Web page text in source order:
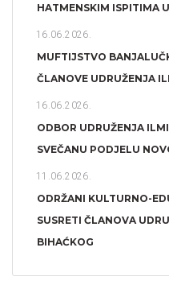
HATMENSKIM ISPITIMA
16.06.2026.
MUFTIJSTVO
ČLANOVE UDRUŽENJA
16.06.2026.
ODBOR UDRUŽENJA
SVEČANU PODJELU
11.06.2026.
ODRŽANI KULTURNO-
SUSRETI ČLANOVA
BIHAĆKOG